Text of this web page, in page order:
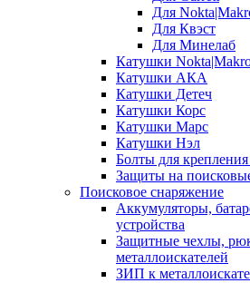
Для
Для Квэст
Для Минелаб
Катушки
Катушки АКА
Катушки Детеч
Катушки Корс
Катушки Марс
Катушки Нэл
Болты для
Защиты на
Поисковое снаряжение
Аккумуляторы,
устройства
Защитные чехлы,
металлоискателей
ЗИП к